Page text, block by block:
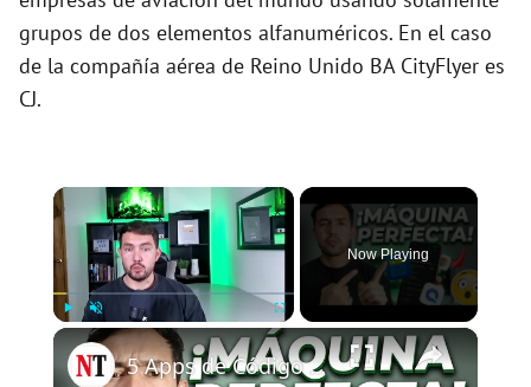
grupos de dos elementos alfanuméricos. En el caso
de la compañía aérea de Reino Unido BA CityFlyer es
CJ.
×
Unmute Fullscreen
Now Playing
×
5 Apps de Código Abierto que Transforman tu Android en una Máquina Perfecta